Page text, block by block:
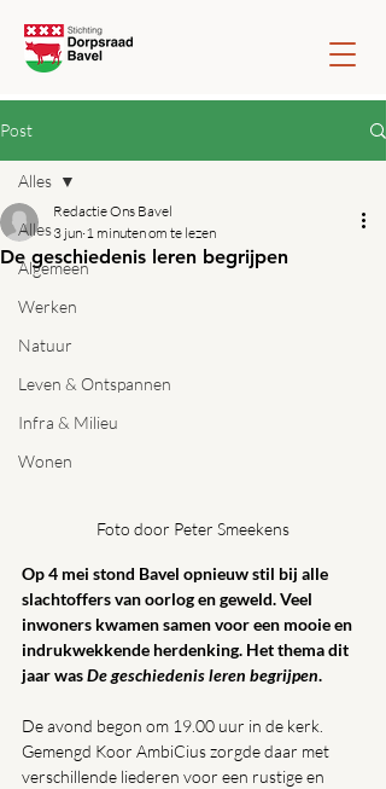
Post
Alles
Algemeen
Werken
Natuur
Leven & Ontspannen
Infra & Milieu
Wonen
Alles
De geschiedenis leren begrijpen
Redactie Ons Bavel
3 jun 1 minuten om te lezen
Foto door Peter Smeekens
Op 4 mei stond Bavel opnieuw stil bij alle
slachtoffers van oorlog en geweld. Veel
inwoners kwamen samen voor een mooie en
indrukwekkende herdenking. Het thema dit
jaar was De geschiedenis leren begrijpen.
De avond begon om 19.00 uur in de kerk.
Gemengd Koor AmbiCius zorgde daar met
verschillende liederen voor een rustige en